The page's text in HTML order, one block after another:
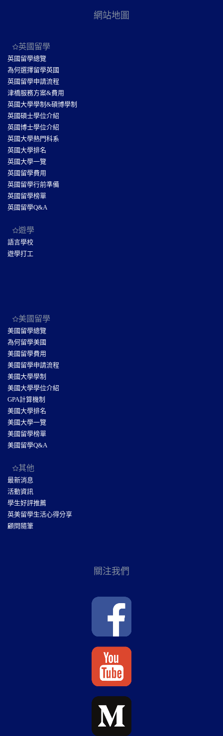
網站地圖
英國留學
英國留學總覽
為何選擇留學英國
英國留學申請流程
津橋服務方案&費用
英國大學學制&碩博學制
英國碩士學位介紹
英國博士學位介紹
英國大學熱門科系
英國大學排名
英國大學一覽
英國留學費用
英國留學行前準備
英國留學榜單
英國留學Q&A
遊學
語言學校
遊學打工
美國留學
美國留學總覽
為何留學美國
美國留學費用
美國留學申請流程
美國大學學制
美國大學學位介紹
GPA計算機制
美國大學排名
美國大學一覽
美國留學榜單
美國留學Q&A
其他
最新消息
活動資訊
學生好評推薦
英美留學生活心得分享
顧問隨筆
關注我們